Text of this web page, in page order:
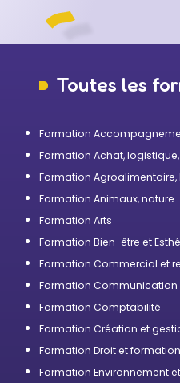
Toutes les
Formation
Formation Achat,
Formation Agroalimentaire,
Formation Animaux, nature
Formation Arts
Formation Bien-être et
Formation Commercial et
Formation
Formation Comptabilité
Formation Création et
Formation Droit et
Formation Environnement